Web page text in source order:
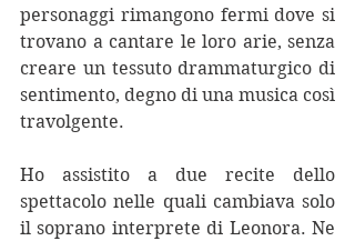
personaggi rimangono fermi dove si
trovano a cantare le loro arie, senza
creare un tessuto drammaturgico di
sentimento, degno di una musica così
travolgente.
Ho assistito a due recite dello
spettacolo nelle quali cambiava solo
il soprano interprete di Leonora. Ne